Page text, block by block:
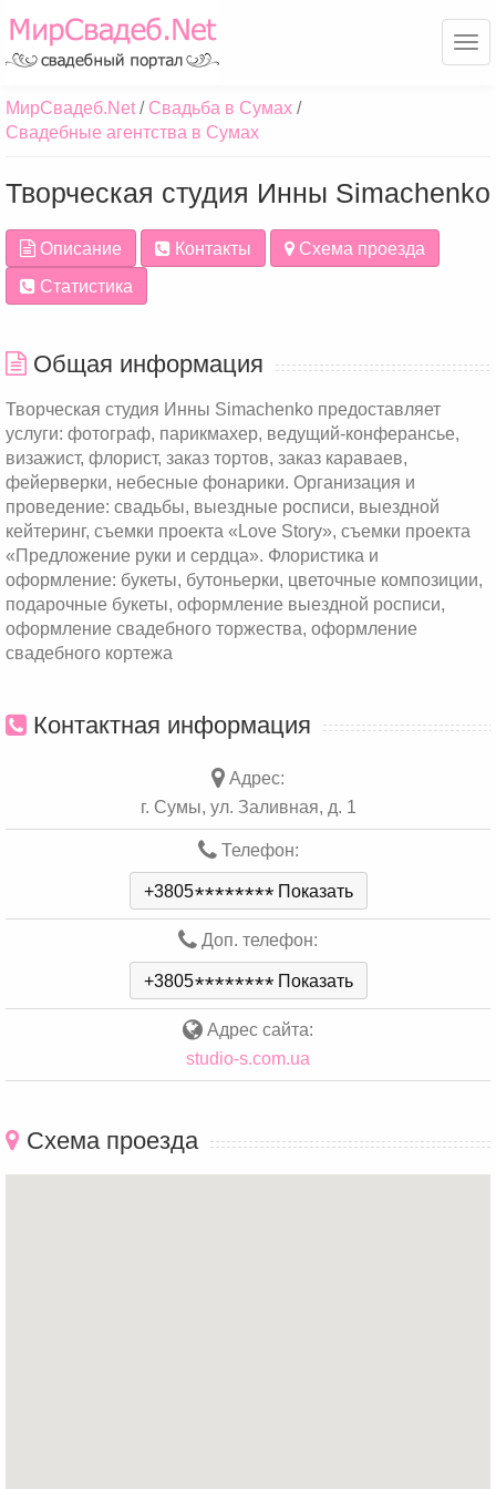
МирСвадеб.Net
Свадьба в Сумах
Свадебные агентства в Сумах
Творческая студия Инны Simachenko
Описание Контакты
Схема проезда
Статистика
Общая информация
Творческая студия Инны Simachenko предоставляет
услуги: фотограф, парикмахер, ведущий-конферансье,
визажист, флорист, заказ тортов, заказ караваев,
фейерверки, небесные фонарики. Организация и
проведение: свадьбы, выездные росписи, выездной
кейтеринг, съемки проекта «Love Story», съемки проекта
«Предложение руки и сердца». Флористика и
оформление: букеты, бутоньерки, цветочные композиции,
подарочные букеты, оформление выездной росписи,
оформление свадебного торжества, оформление
свадебного кортежа
Контактная информация
Адрес:
г. Сумы, ул. Заливная, д. 1
Телефон:
+3805******** Показать
Доп. телефон:
+3805******** Показать
Адрес сайта:
studio-s.com.ua
Схема проезда